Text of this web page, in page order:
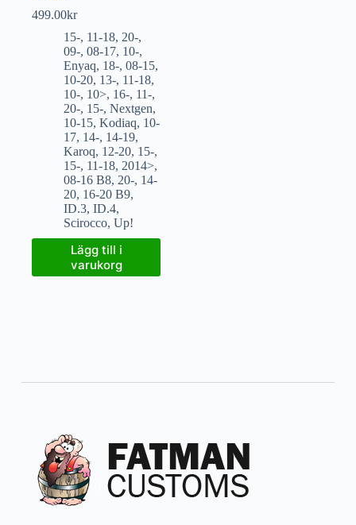
499.00kr
15-, 11-18, 20-,
09-, 08-17, 10-,
Enyaq, 18-, 08-15,
10-20, 13-, 11-18,
10-, 10>, 16-, 11-,
20-, 15-, Nextgen,
10-15, Kodiaq, 10-
17, 14-, 14-19,
Karoq, 12-20, 15-,
15-, 11-18, 2014>,
08-16 B8, 20-, 14-
20, 16-20 B9,
ID.3, ID.4,
Scirocco, Up!
Lägg till i
varukorg